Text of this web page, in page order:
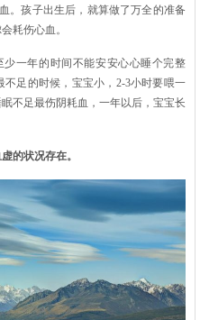
。孩子出生后，就算做了万全的准备
耗伤心血。
一年的时间不能安安心心睡个完整
足的时候，宝宝小，2-3小时要喂一
不足最伤阴耗血，一年以后，宝宝长
的状况存在。